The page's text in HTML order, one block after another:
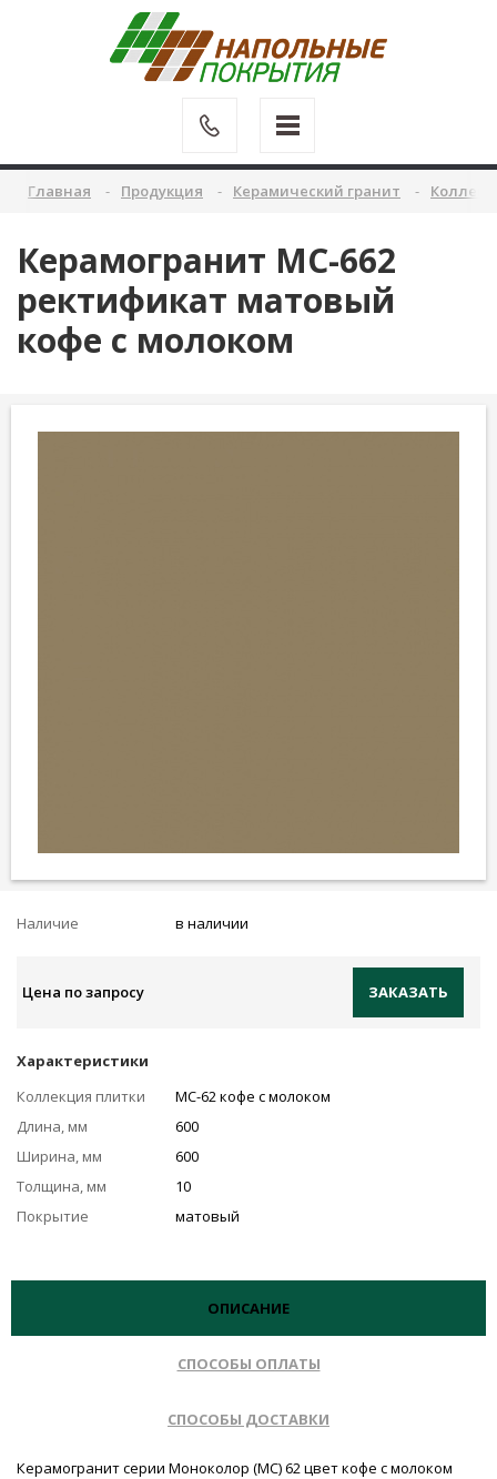
Главная Продукция Керамический гранит
Керамогранит MC-662
ректификат матовый
кофе с молоком
Наличие в наличии
Цена по запросу ЗАКАЗАТЬ
Характеристики
Коллекция плитки
MC-62 кофе с молоком
Длина, мм
600
Ширина, мм
600
Толщина, мм
10
Покрытие
матовый
ОПИСАНИЕ
СПОСОБЫ ОПЛАТЫ
СПОСОБЫ ДОСТАВКИ
Керамогранит серии Моноколор (MC) 62 цвет кофе с молоком